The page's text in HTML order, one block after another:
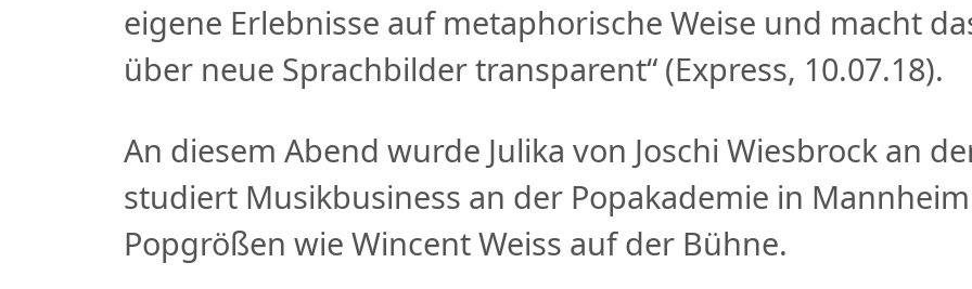
eigene Erlebnisse auf metaphorische Weise und macht
über neue Sprachbilder transparent“ (Express, 10.07.18).
An diesem Abend wurde Julika von Joschi Wiesbrock an
studiert Musikbusiness an der Popakademie in
Popgrößen wie Wincent Weiss auf der Bühne.